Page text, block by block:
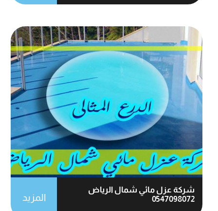
شركة عزل مائي شمال الرياض
0547098072
المزيد